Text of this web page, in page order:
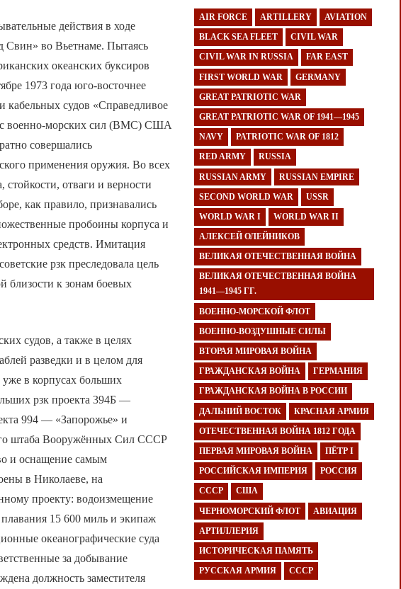
действия в ходе
во Вьетнаме. Пытаясь
океанских буксиров
1973 года юго-восточнее
кабельных судов «Справедливое
военно-морских сил (ВМС) США
совершались
применения оружия. Во всех
отваги и верности
как правило, признавались
пробоины корпуса и
средств. Имитация
рзк преследовала цель
близости к зонам боевых
судов, а также в целях
разведки и в целом для
в корпусах больших
рзк проекта 394Б —
994 — «Запорожье» и
штаба Вооружённых Сил СССР
и оснащение самым
в Николаеве, на
проекту: водоизмещение
плавания 15 600 миль и экипаж
океанографические суда
за добывание
должность заместителя
AIR FORCE ARTILLERY AVIATION
BLACK SEA FLEET CIVIL WAR
CIVIL WAR IN RUSSIA FAR EAST
FIRST WORLD WAR GERMANY
GREAT PATRIOTIC WAR
GREAT PATRIOTIC WAR OF 1941—1945
NAVY PATRIOTIC WAR OF 1812
RED ARMY RUSSIA
RUSSIAN ARMY RUSSIAN EMPIRE
SECOND WORLD WAR USSR
WORLD WAR I WORLD WAR II
АЛЕКСЕЙ ОЛЕЙНИКОВ
ВЕЛИКАЯ ОТЕЧЕСТВЕННАЯ ВОЙНА
ВЕЛИКАЯ ОТЕЧЕСТВЕННАЯ ВОЙНА
1941—1945 ГГ.
ВОЕННО-МОРСКОЙ ФЛОТ
ВОЕННО-ВОЗДУШНЫЕ СИЛЫ
ВТОРАЯ МИРОВАЯ ВОЙНА
ГРАЖДАНСКАЯ ВОЙНА ГЕРМАНИЯ
ГРАЖДАНСКАЯ ВОЙНА В РОССИИ
ДАЛЬНИЙ ВОСТОК КРАСНАЯ АРМИЯ
ОТЕЧЕСТВЕННАЯ ВОЙНА 1812 ГОДА
ПЕРВАЯ МИРОВАЯ ВОЙНА ПЁТР I
РОССИЙСКАЯ ИМПЕРИЯ РОССИЯ
СССР США
ЧЕРНОМОРСКИЙ ФЛОТ АВИАЦИЯ
АРТИЛЛЕРИЯ
ИСТОРИЧЕСКАЯ ПАМЯТЬ
РУССКАЯ АРМИЯ СССР